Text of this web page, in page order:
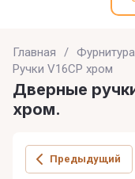
Главная /
Ручки V16CP хром
Дверные
хром.
Предыдущий